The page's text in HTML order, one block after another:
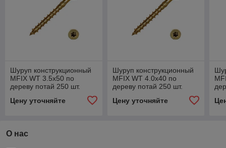
Шуруп конструкционный
MFIX WT 3.5х50 по
дереву потай 250 шт.
Цену уточняйте
Шуруп конструкционный
MFIX WT 4.0х40 по
дереву потай 250 шт.
Цену уточняйте
О нас